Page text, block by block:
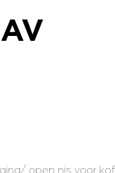
open nis voor